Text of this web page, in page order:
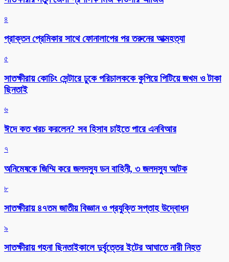
৪
প্রাক্তন প্রেমিকার সাথে ফোনালাপের পর তরুনের আত্মহত্যা
৫
সাতক্ষীরায় কোচিং সেন্টারে ঢুকে পরিচালককে কুপিয়ে পিটিয়ে জখম ও টাকা
ছিনতাই
৬
ঈদে কত খরচ করলেন? সব হিসাব চাইতে পারে এনবিআর
৭
অনিমেষকে জিম্মি করে জলদস্যু ডন বাহিনী, ৩ জলদস্যু আটক
৮
সাতক্ষীরায় ৪৭তম জাতীয় বিজ্ঞান ও প্রযুক্তি সপ্তাহ উদ্বোধন
৯
সাতক্ষীরায় গহনা ছিনতাইকালে দুর্বৃত্তের ইটের আঘাতে নারী নিহত